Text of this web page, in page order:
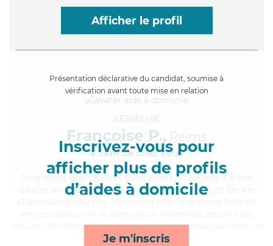
Afficher le profil
Présentation déclarative du candidat, soumise à
vérification avant toute mise en relation
Inscrivez-vous pour
afficher plus de profils
d’aides à domicile
Je m'inscris
SÉRIEUSE
Françoise P., Reims
à 5km de chez Vous
, appliquée et polyvalente, Françoise a 8 ans
d'expérience et possède un diplôme d'Assistante De Vie
services de toilette/habillage, ménage, compagnie/loisirs et
repas*